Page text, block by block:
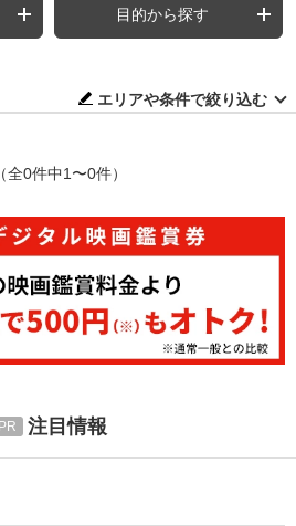
目的から探す
エリアや条件で絞り込む
（全0件中1〜0件）
注目情報